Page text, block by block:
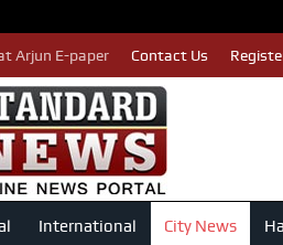
Arjun E-paper Contact Us
International City News